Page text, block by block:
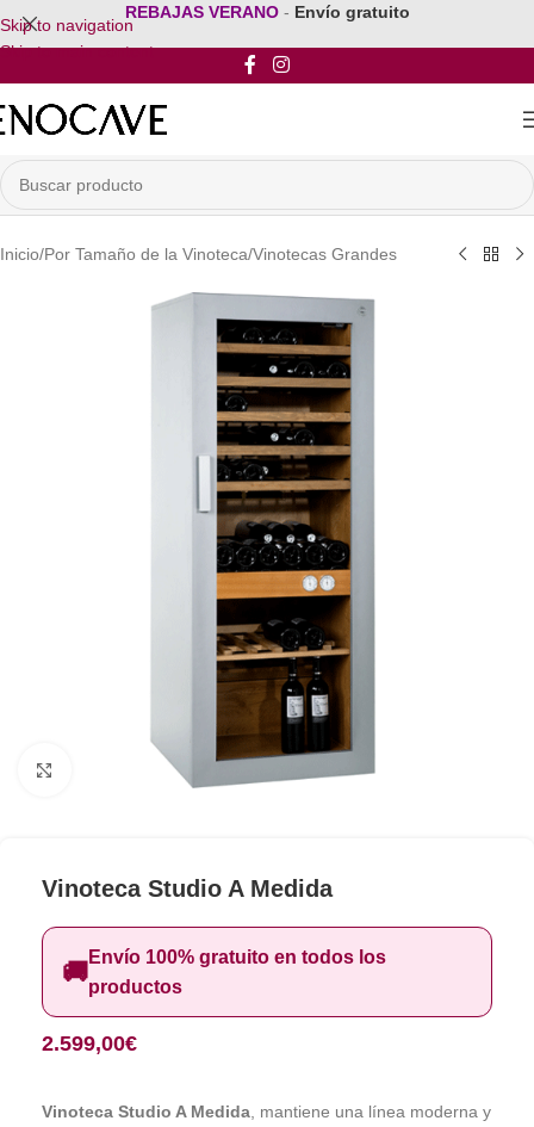
Skip to navigation
Skip to main content
REBAJAS VERANO - Envío gratuito
Inicio/Por Tamaño de la Vinoteca/Vinotecas Grandes
Clic para ampliar
Vinoteca Studio A Medida
🚚Envío 100% gratuito en todos los
productos
2.599,00€
Vinoteca Studio A Medida , mantiene una línea moderna y